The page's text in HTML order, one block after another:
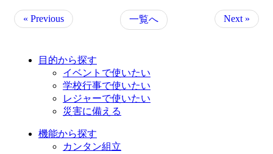
« Previous 一覧へ Next »
目的から探す
イベントで使いたい
学校行事で使いたい
レジャーで使いたい
災害に備える
機能から探す
カンタン組立